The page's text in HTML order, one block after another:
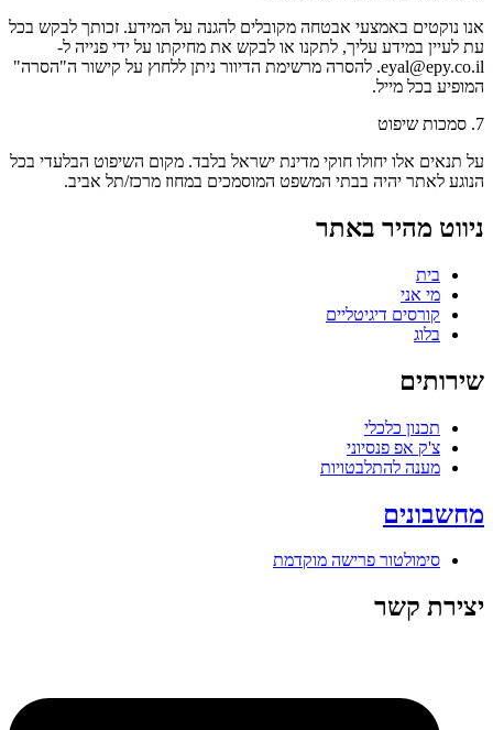
אנו נוקטים באמצעי אבטחה מקובלים להגנה על המידע. זכותך לבקש בכל
עת לעיין במידע עליך, לתקנו או לבקש את מחיקתו על ידי פנייה ל-
eyal@epy.co.il. להסרה מרשימת הדיוור ניתן ללחוץ על קישור ה"הסרה"
המופיע בכל מייל.
7. סמכות שיפוט
על תנאים אלו יחולו חוקי מדינת ישראל בלבד. מקום השיפוט הבלעדי בכל
הנוגע לאתר יהיה בבתי המשפט המוסמכים במחוז מרכז/תל אביב.
ניווט מהיר באתר
בית
מי אני
קורסים דיגיטליים
בלוג
שירותים
תכנון כלכלי
צ'ק אפ פנסיוני
מענה להתלבטויות
מחשבונים
סימולטור פרישה מוקדמת
יצירת קשר